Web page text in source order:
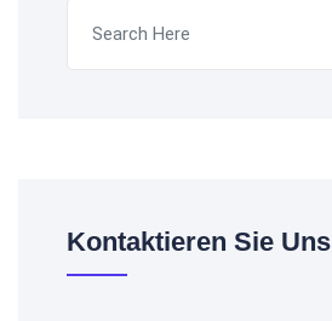
Kontaktieren Sie Uns